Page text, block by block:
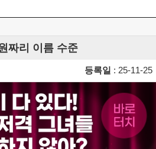
짜리 이름 수준
등록일 : 25-11-25